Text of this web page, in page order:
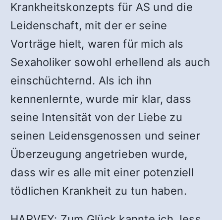
Krankheitskonzepts für AS und die
Leidenschaft, mit der er seine
Vorträge hielt, waren für mich als
Sexaholiker sowohl erhellend als auch
einschüchternd. Als ich ihn
kennenlernte, wurde mir klar, dass
seine Intensität von der Liebe zu
seinen Leidensgenossen und seiner
Überzeugung angetrieben wurde,
dass wir es alle mit einer potenziell
tödlichen Krankheit zu tun haben.